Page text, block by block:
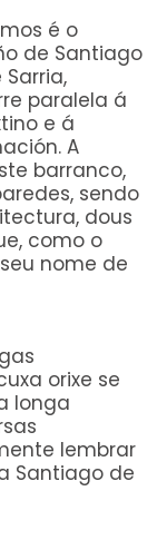
é o
de Santiago
paralela á
e á
A
barranco,
sendo
dous
como o
nome de
orixe se
longa
lembrar
Santiago de